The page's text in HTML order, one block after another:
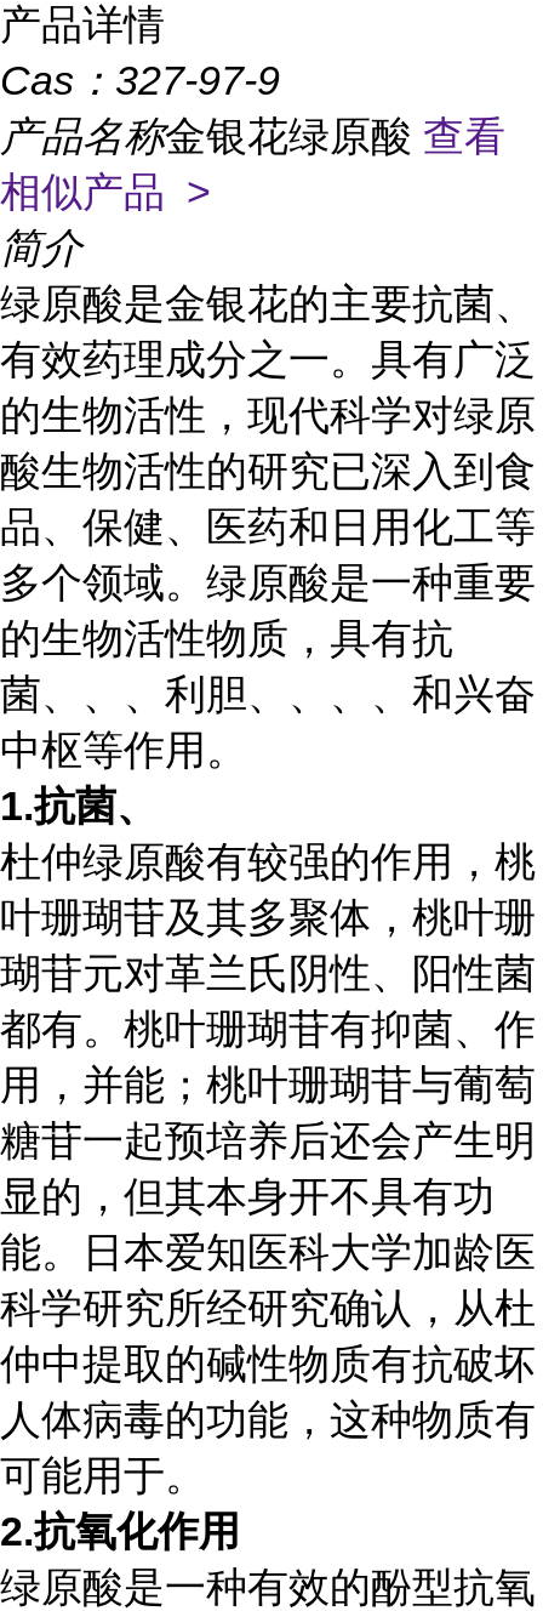
产品详情
Cas： 327-97-9
产品名称金银花绿原酸 查看
相似产品 >
简介
绿原酸是金银花的主要抗菌、
有效药理成分之一。具有广泛
的生物活性，现代科学对绿原
酸生物活性的研究已深入到食
品、保健、医药和日用化工等
多个领域。绿原酸是一种重要
的生物活性物质，具有抗
菌、、、利胆、、、、和兴奋
中枢等作用。
1.抗菌、
杜仲绿原酸有较强的作用， 桃
叶珊瑚苷及其多聚体，桃叶珊
瑚苷元对革兰氏阴性、阳性菌
都有。桃叶珊瑚苷有抑菌、作
用，并能；桃叶珊瑚苷与葡萄
糖苷一起预培养后还会产生明
显的，但其本身开不具有功
能。日本爱知医科大学加龄医
科学研究所经研究确认，从杜
仲中提取的碱性物质有抗破坏
人体病毒的功能，这种物质有
可能用于。
2.抗氧化作用
绿原酸是一种有效的酚型抗氧